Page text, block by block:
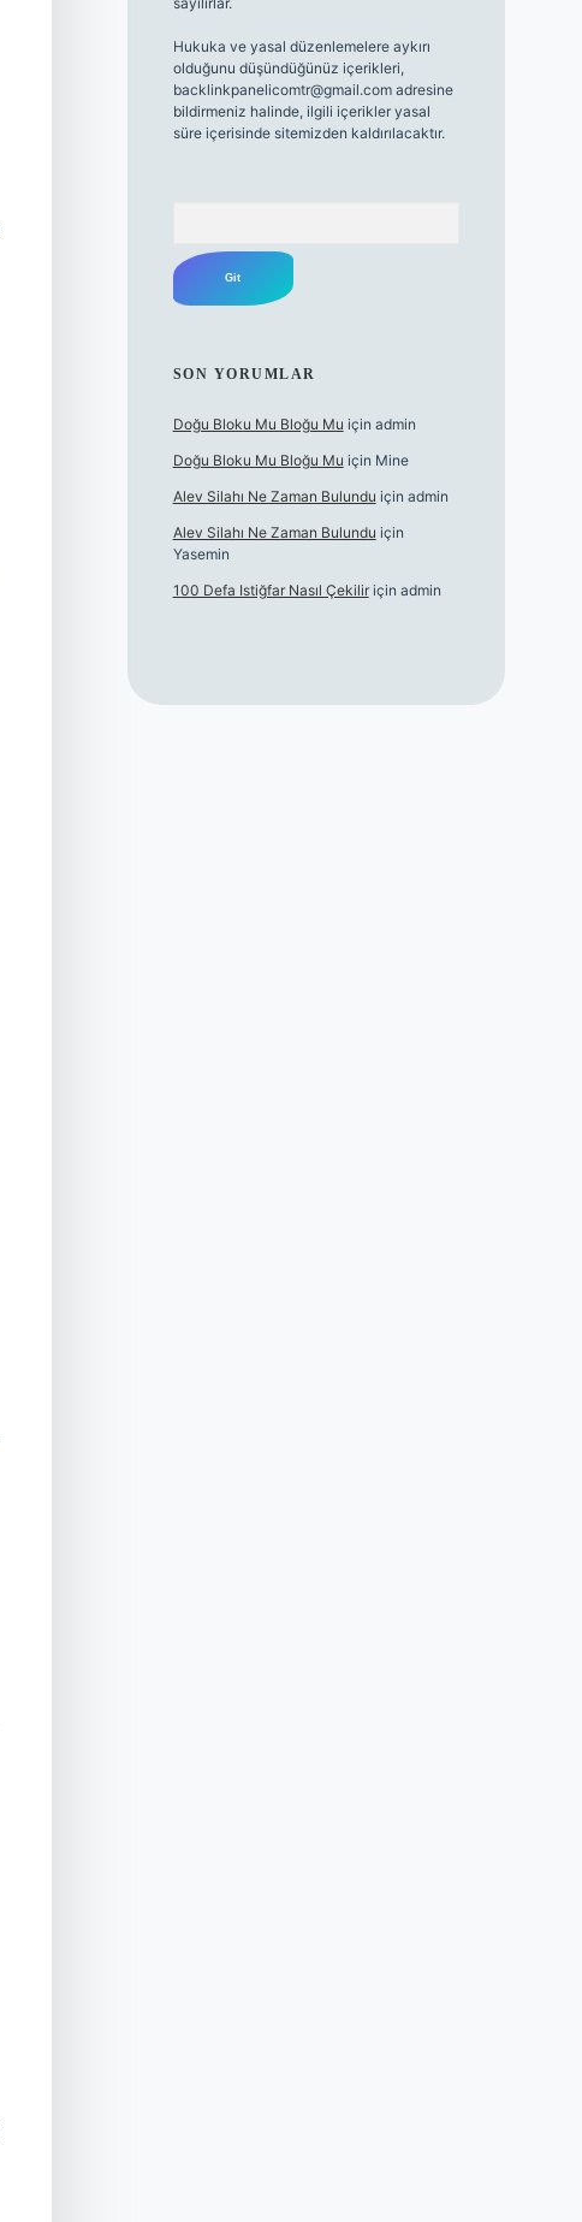
Hukuka ve yasal düzenlemelere aykırı
olduğunu düşündüğünüz içerikleri,
backlinkpanelicomtr@gmail.comadresine
bildirmeniz halinde, ilgili içerikler yasal
süre içerisinde sitemizden kaldırılacaktır.
SON YORUMLAR
Doğu Bloku Mu Bloğu Mu için admin
Doğu Bloku Mu Bloğu Mu için Mine
Alev Silahı Ne Zaman Bulundu için admin
Alev Silahı Ne Zaman Bulundu için
Yasemin
100 Defa Istiğfar Nasıl Çekiliriçin admin